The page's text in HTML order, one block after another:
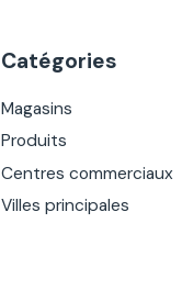
Catégories
Magasins
Produits
Centres commerciaux
Villes principales